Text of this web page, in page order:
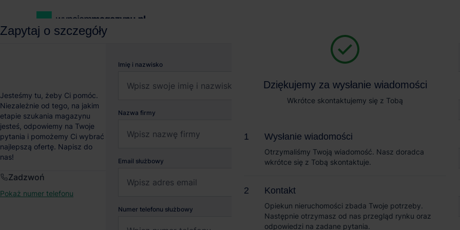
Magazyn HiPark Rzepin
Rzepin, Lubuskie
Dziękujemy za wysłanie wiadomości
Wkrótce skontaktujemy się z Tobą
Wysłanie wiadomości
Otrzymaliśmy Twoją wiadomość. Nasz doradca
wkrótce się z Tobą skontaktuje.
Kontakt
Opiekun nieruchomości zbada Twoje potrzeby.
Następnie otrzymasz od nas przegląd rynku oraz
odpowiedzi na zadane pytania.
Zapytaj o szczegóły
Jesteśmy tu, żeby Ci pomóc.
Niezależnie od tego, na jakim
etapie szukania magazynu
jesteś, odpowiemy na Twoje
pytania i pomożemy Ci wybrać
najlepszą ofertę. Napisz do
nas!
Zadzwoń
Pokaż numer telefonu
Imię i nazwisko
Nazwa firmy
Email służbowy
Numer telefonu służbowy
Dziękujemy za wysłanie wiadomości
Wkrótce skontaktujemy się z Tobą
Wysłanie wiadomości
Otrzymaliśmy Twoją wiadomość. Nasz doradca
wkrótce się z Tobą skontaktuje.
Kontakt
Opiekun nieruchomości zbada Twoje potrzeby.
Następnie otrzymasz od nas przegląd rynku oraz
odpowiedzi na zadane pytania.